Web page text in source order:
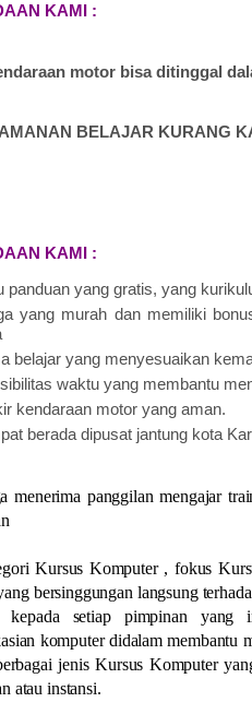
KAMI :
motor bisa ditinggal
BELAJAR KURANG
KAMI :
panduan yang gratis, yang
yang murah dan memiliki
belajar yang menyesuaikan
waktu yang membantu
kendaraan motor yang aman.
berada dipusat jantung kota
menerima panggilan mengajar
Kursus Komputer , fokus
bersinggungan langsung
kepada setiap pimpinan yang
komputer didalam membantu
jenis Kursus Komputer
atau instansi.